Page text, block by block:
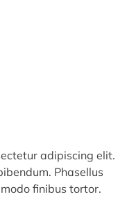
adipiscing elit.
Phasellus
finibus tortor.